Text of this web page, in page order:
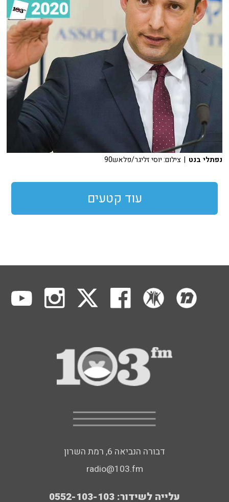
נפתלי בנט | צילום: יוסי זליגר/פלאש90
עוד קטעים
דבורה הנביאה 6, רמת השרון
radio@103.fm
עלייה לשידור: 0552-103-103